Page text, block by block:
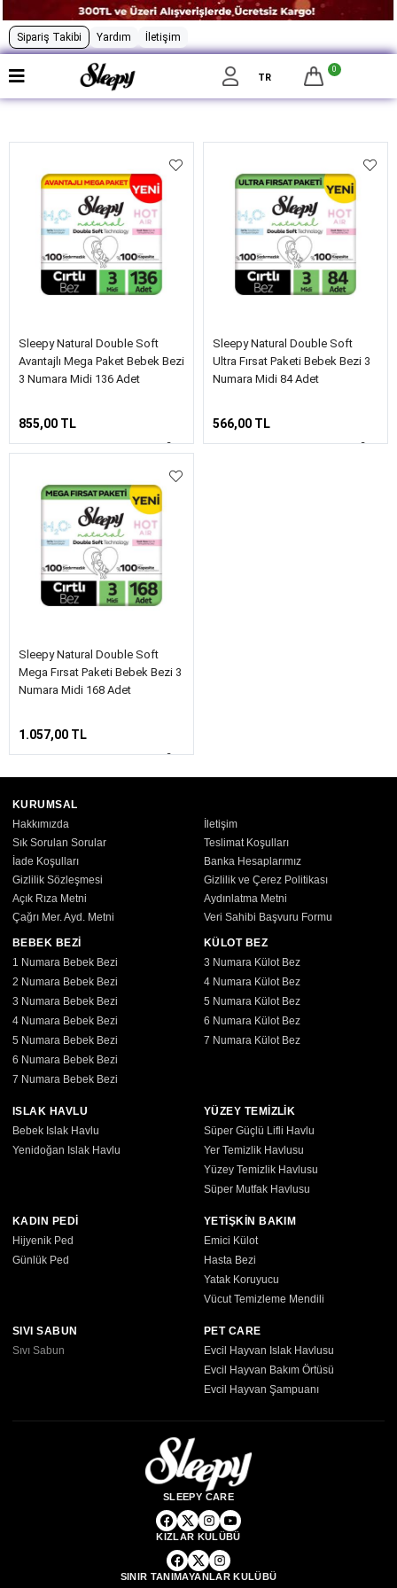
Sipariş Takibi Yardım İletişim
TR
0
Filtrele
Sleepy Natural Double Soft
Avantajlı Mega Paket Bebek Bezi
3 Numara Midi 136 Adet
855,00 TL
Sleepy Natural Double Soft
Ultra Fırsat Paketi Bebek Bezi 3
Numara Midi 84 Adet
566,00 TL
Sleepy Natural Double Soft
Mega Fırsat Paketi Bebek Bezi 3
Numara Midi 168 Adet
1.057,00 TL
KURUMSAL
Hakkımızda
İletişim
Sık Sorulan Sorular
Teslimat Koşulları
İade Koşulları
Banka Hesaplarımız
Gizlilik Sözleşmesi
Gizlilik ve Çerez Politikası
Açık Rıza Metni
Aydınlatma Metni
Çağrı Mer. Ayd. Metni
Veri Sahibi Başvuru Formu
BEBEK BEZİ
1 Numara Bebek Bezi
2 Numara Bebek Bezi
3 Numara Bebek Bezi
4 Numara Bebek Bezi
5 Numara Bebek Bezi
6 Numara Bebek Bezi
7 Numara Bebek Bezi
KÜLOT BEZ
3 Numara Külot Bez
4 Numara Külot Bez
5 Numara Külot Bez
6 Numara Külot Bez
7 Numara Külot Bez
ISLAK HAVLU
Bebek Islak Havlu
Yenidoğan Islak Havlu
YÜZEY TEMİZLİK
Süper Güçlü Lifli Havlu
Yer Temizlik Havlusu
Yüzey Temizlik Havlusu
Süper Mutfak Havlusu
KADIN PEDİ
Hijyenik Ped
Günlük Ped
YETİŞKİN BAKIM
Emici Külot
Hasta Bezi
Yatak Koruyucu
Vücut Temizleme Mendili
SIVI SABUN
Sıvı Sabun
PET CARE
Evcil Hayvan Islak Havlusu
Evcil Hayvan Bakım Örtüsü
Evcil Hayvan Şampuanı
SLEEPY CARE
KIZLAR KULÜBÜ
SINIR TANIMAYANLAR KULÜBÜ